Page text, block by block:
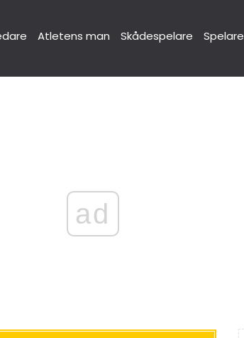
Atletens man Skådespelare Spelare
ad